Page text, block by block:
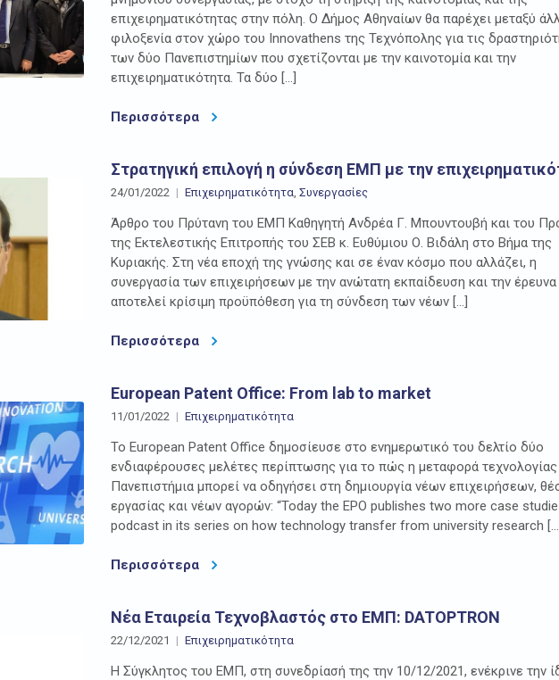
επιχειρηματικότητας στην πόλη. Ο Δήμος Αθηναίων θα παρέχει μεταξύ
φιλοξενία στον χώρο του Innovathens της Τεχνόπολης για τις
των δύο Πανεπιστημίων που σχετίζονται με την καινοτομία και την
επιχειρηματικότητα. Τα δύο […]
Περισσότερα
Στρατηγική επιλογή η σύνδεση ΕΜΠ με την
24/01/2022 Επιχειρηματικότητα Συνεργασίες
Άρθρο του Πρύτανη του ΕΜΠ Καθηγητή Ανδρέα Γ. Μπουντουβή και του
της Εκτελεστικής Επιτροπής του ΣΕΒ κ. Ευθύμιου Ο. Βιδάλη στο Βήμα της
Κυριακής. Στη νέα εποχή της γνώσης και σε έναν κόσμο που αλλάζει, η
συνεργασία των επιχειρήσεων με την ανώτατη εκπαίδευση και την έρευνα
αποτελεί κρίσιμη προϋπόθεση για τη σύνδεση των νέων […]
Περισσότερα
European Patent Office: From lab to market
11/01/2022 Επιχειρηματικότητα
Το Εuropean Ρatent Οffice δημοσίευσε στο ενημερωτικό του δελτίο δύο
ενδιαφέρουσες μελέτες περίπτωσης για το πώς η μεταφορά
Πανεπιστήμια μπορεί να οδηγήσει στη δημιουργία νέων επιχειρήσεων,
εργασίας και νέων αγορών: “Today the EPO publishes two more case
podcast in its series on how technology transfer from university research
Περισσότερα
Νέα Εταιρεία Τεχνοβλαστός στο ΕΜΠ: DATOPTRON
22/12/2021 Επιχειρηματικότητα
Η Σύγκλητος του ΕΜΠ, στη συνεδρίασή της την 10/12/2021, ενέκρινε την